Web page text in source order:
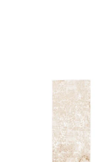
noch keiner Kategorie